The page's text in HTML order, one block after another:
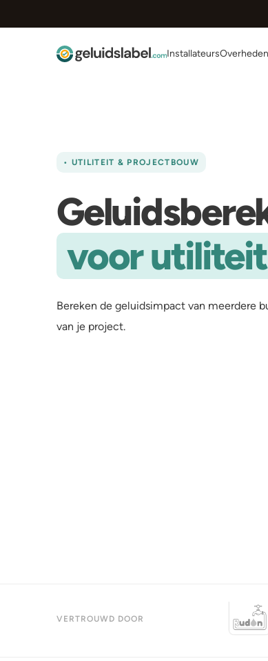
InstallateursOverheden
• UTILITEIT & PROJECTBOUW
voor
Bereken de geluidsimpact van meerdere
van je project.
VERTROUWD DOOR